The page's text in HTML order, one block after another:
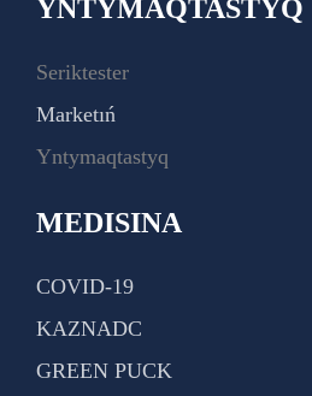
YNTYMAQTASTYQ
Seriktester
Marketıń
Yntymaqtastyq
MEDISINA
COVID-19
KAZNADC
GREEN PUCK